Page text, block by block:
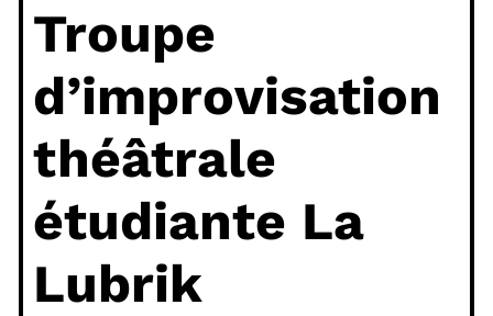
Troupe
d’improvisation
théâtrale
étudiante La
Lubrik